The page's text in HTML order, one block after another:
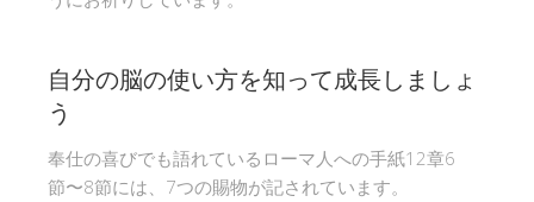
自分の脳の使い方を知って成長しましょ
う
奉仕の喜びでも語れているローマ人への手紙12章6
節〜8節には、7つの賜物が記されています。